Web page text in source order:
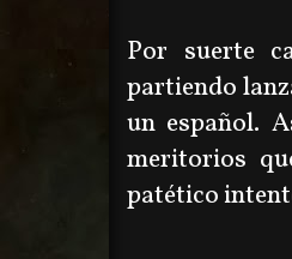
Por suerte
partiendo
un español.
meritorios
patético